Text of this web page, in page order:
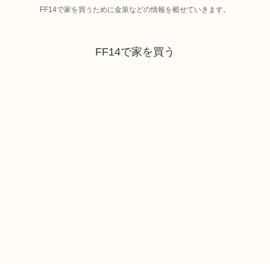
FF14で家を買うために金策などの情報を載せていきます。
FF14で家を買う